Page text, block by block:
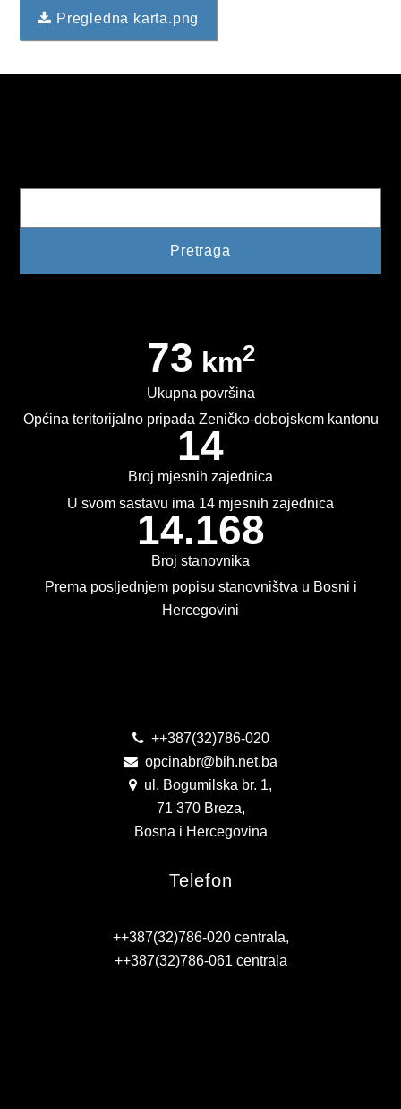
Pregledna karta.png
73 km2
Ukupna površina
Općina teritorijalno pripada Zeničko-dobojskom kantonu
14
Broj mjesnih zajednica
U svom sastavu ima 14 mjesnih zajednica
14.168
Broj stanovnika
Prema posljednjem popisu stanovništva u Bosni i
Hercegovini
++387(32)786-020
opcinabr@bih.net.ba
ul. Bogumilska br. 1,
71 370 Breza,
Bosna i Hercegovina
Telefon
++387(32)786-020 centrala,
++387(32)786-061 centrala